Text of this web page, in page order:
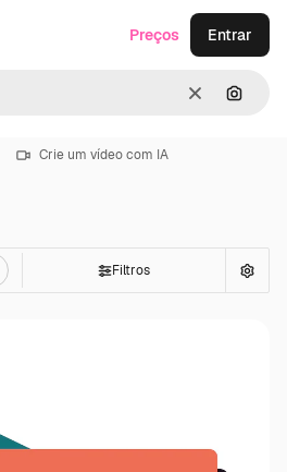
Limpar
Preços Entrar
Crie um vídeo com IA
Filtros